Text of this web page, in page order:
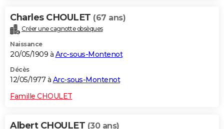
Charles CHOULET (67 ans)
Créer une cagnotte obsèques
Naissance
20/05/1909 à Arc-sous-Montenot
Décès
12/05/1977 à Arc-sous-Montenot
Famille CHOULET
Albert CHOULET (30 ans)